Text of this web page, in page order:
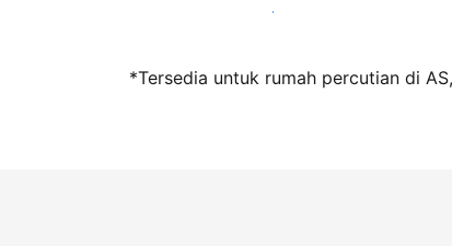
Jadi hos bersama kami hari ini
*Tersedia untuk rumah percutian di